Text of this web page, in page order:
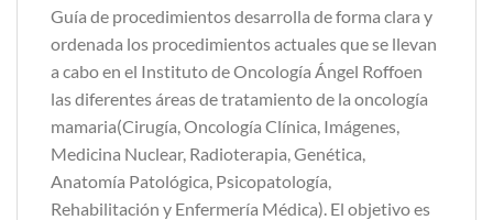
Guía de procedimientos desarrolla de forma clara y
ordenada los procedimientos actuales que se llevan
a cabo en el Instituto de Oncología Ángel Roffoen
las diferentes áreas de tratamiento de la oncología
mamaria(Cirugía, Oncología Clínica, Imágenes,
Medicina Nuclear, Radioterapia, Genética,
Anatomía Patológica, Psicopatología,
Rehabilitación y Enfermería Médica). El objetivo es